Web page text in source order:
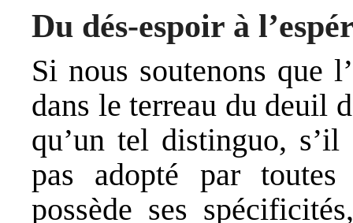
Du dés-espoir à
Si nous soutenons que
dans le terreau du deuil
qu’un tel distinguo, s’il
pas adopté par toutes
possède ses